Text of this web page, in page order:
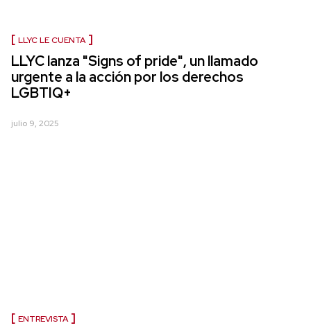
LLYC LE CUENTA
LLYC lanza "Signs of pride", un llamado
urgente a la acción por los derechos
LGBTIQ+
julio 9, 2025
ENTREVISTA